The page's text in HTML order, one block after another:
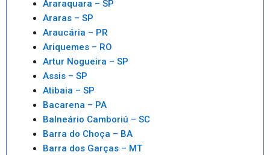
Araraquara – SP
Araras – SP
Araucária – PR
Ariquemes – RO
Artur Nogueira – SP
Assis – SP
Atibaia – SP
Bacarena – PA
Balneário Camboriú – SC
Barra do Choça – BA
Barra dos Garças – MT